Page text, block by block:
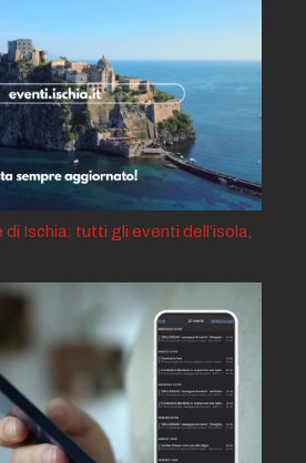
di Ischia: tutti gli eventi dell’isola,